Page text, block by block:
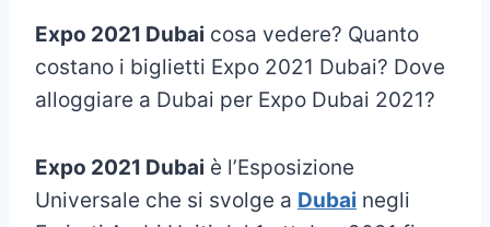
Expo 2021 Dubai cosa vedere? Quanto
costano i biglietti Expo 2021 Dubai? Dove
alloggiare a Dubai per Expo Dubai 2021?
Expo 2021 Dubai è l’Esposizione
Universale che si svolge a Dubai negli